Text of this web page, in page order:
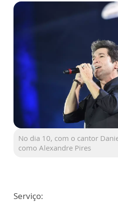
No dia 10, com o cantor
como Alexandre Pires
Serviço: